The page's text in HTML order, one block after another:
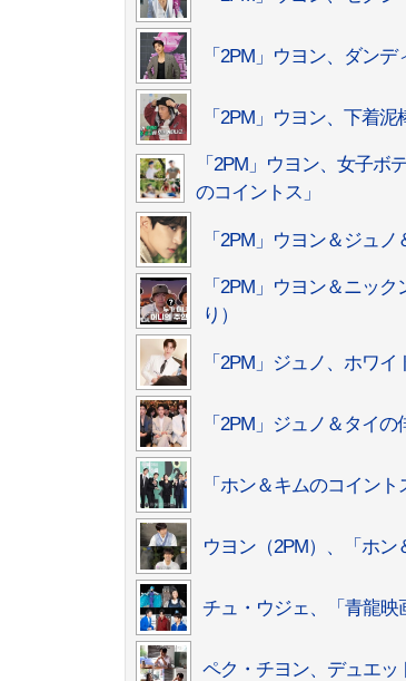
「2PM」ウヨン、ダン
「2PM」ウヨン、下着
「2PM」ウヨン、女子ボ
のコイントス」
「2PM」ウヨン＆ジュ
「2PM」ウヨン＆ニッ
り）
「2PM」ジュノ、ホワ
「2PM」ジュノ＆タイ
「ホン＆キムのコイン
ウヨン（2PM）、「ホ
チュ・ウジェ、「青龍映
ペク・チヨン、デュエッ